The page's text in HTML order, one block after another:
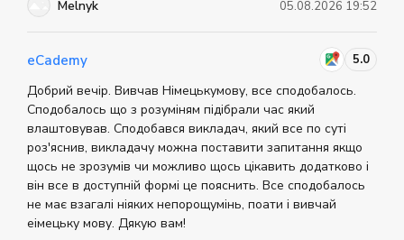
Melnyk
05.08.2026 19:52
eCademy 5.0
Добрий вечір. Вивчав Німецькумову, все сподобалось.
Сподобалось що з розуміням підібрали час який
влаштовував. Сподобався викладач, який все по суті
роз'яснив, викладачу можна поставити запитання якщо
щось не зрозумів чи можливо щось цікавить додатково і
він все в доступній формі це пояснить. Все сподобалось
не має взагалі ніяких непорощумінь, поати і вивчай
еімецьку мову. Дякую вам!